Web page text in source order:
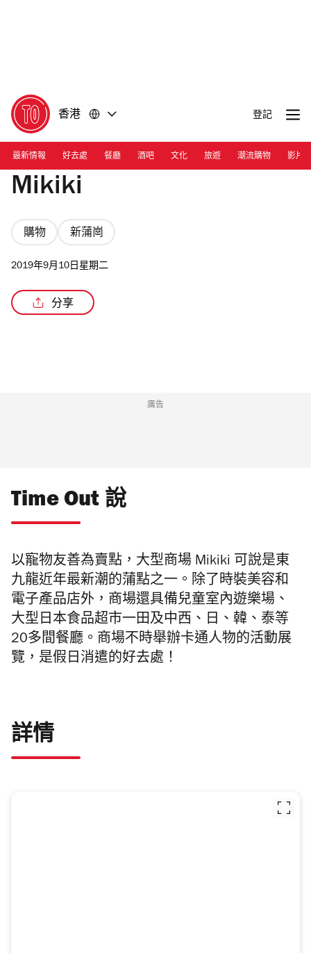
香港 登記
最新情報 好去處 餐廳 酒吧 文化 旅遊 潮流購物 影片
Mikiki
購物 新蒲崗
2019年9月10日星期二
分享
廣告
Time Out 說
以寵物友善為賣點，大型商場 Mikiki 可說是東
九龍近年最新潮的蒲點之一。除了時裝美容和
電子產品店外， 商場還具備兒童室內遊樂場、
大型日本食品超市一田及中西、日、韓、泰等
20多間餐廳。商場不時舉辦卡通人物的活動展
覽，是假日消遣的好去處！
詳情